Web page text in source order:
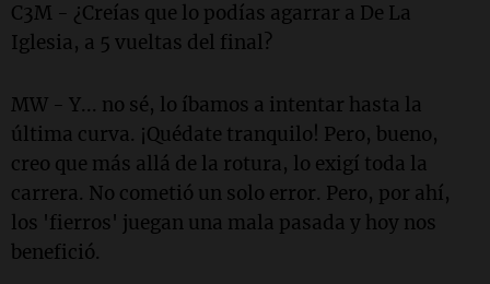
C3M - ¿Creías que lo podías agarrar a De La
Iglesia, a 5 vueltas del final?
MW - Y... no sé, lo íbamos a intentar hasta la
última curva. ¡Quédate tranquilo! Pero, bueno,
creo que más allá de la rotura, lo exigí toda la
carrera. No cometió un solo error. Pero, por ahí,
los 'fierros' juegan una mala pasada y hoy nos
benefició.